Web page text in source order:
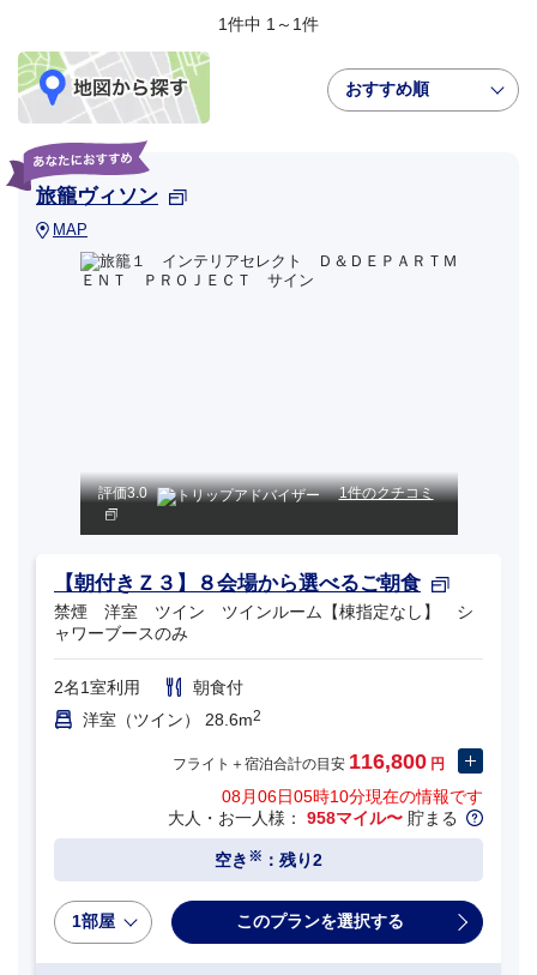
1件中 1～1件
おすすめ順
旅籠ヴィソン
MAP
評価3.0 1件のクチコミ
【朝付きＺ３】８会場から選べるご朝食
禁煙 洋室 ツイン ツインルーム【棟指定なし】 シ
ャワーブースのみ
2名1室利用
朝食付
洋室（ツイン） 28.6m2
フライト＋宿泊合計の目安 116,800 円
08月06日05時10分現在の情報です
大人・お一人様： 958マイル〜 貯まる
空き ※ ：残り2
1部屋